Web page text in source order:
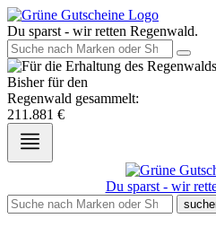
Du sparst - wir retten Regenwald.
Bisher für den
Regenwald gesammelt:
211.881 €
Du sparst - wir